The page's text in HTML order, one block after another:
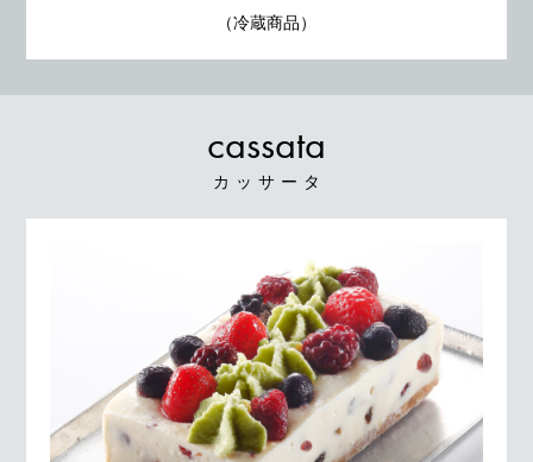
（冷蔵商品）
カッサータ
cassata